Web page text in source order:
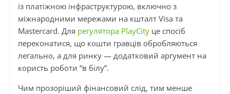
із платіжною інфраструктурою, включно з
міжнародними мережами на кшталт Visa та
Mastercard. Для регулятора PlayCityце спосіб
переконатися, що кошти гравців обробляються
легально, а для ринку — додатковий аргумент на
користь роботи “в білу”.
Чим прозоріший фінансовий слід, тим менше